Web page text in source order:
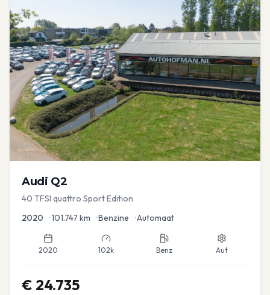
Audi Q2
40 TFSI quattro Sport Edition
2020 •101.747 km •Benzine •Automaat
2020 102k Benz Aut
€ 24.735